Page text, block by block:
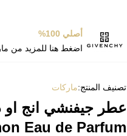
أصلي 100%
اضغط هنا للمزيد من
تصنيف المنتج:ماركات
Eau de Parfum